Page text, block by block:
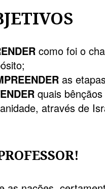
como foi o
as
quais
através de